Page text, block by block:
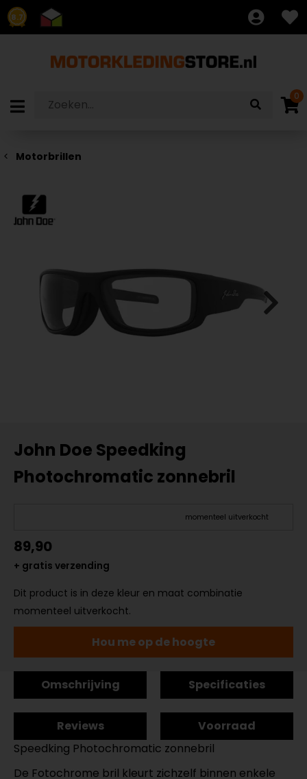
8.7
0
Motorbrillen
John Doe Speedking
Photochromatic zonnebril
momenteel uitverkocht
89,90
+ gratis verzending
Dit product is in deze kleur en maat combinatie
momenteel uitverkocht.
Hou me op de hoogte
Omschrijving Specificaties
Reviews
Voorraad
Speedking Photochromatic zonnebril
De Fotochrome bril kleurt zichzelf binnen enkele